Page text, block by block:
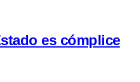
es cómplice